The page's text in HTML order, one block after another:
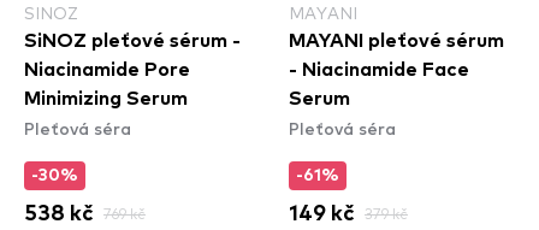
SINOZ
SiNOZ pleťové sérum -
Niacinamide Pore
Minimizing Serum
Pleťová séra
-30%
538 kč 769 kč
MAYANI
MAYANI pleťové sérum
- Niacinamide Face
Serum
Pleťová séra
-61%
149 kč 379 kč